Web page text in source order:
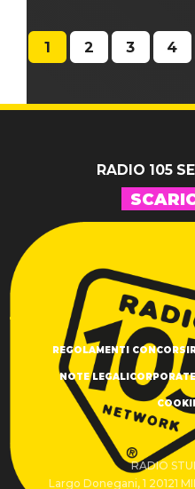
1 2 3 4
RADIO 105
REGOLAMENTI CONCORSI
NOTE LEGALICORPORATE
RADIO
Largo Donegani, 1 20121